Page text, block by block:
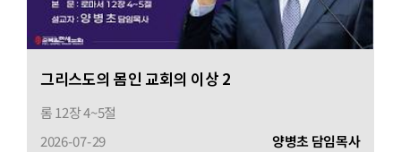
그리스도의 몸인 교회의 이상 2
롬 12장 4~5절
2026-07-29
양병초 담임목사